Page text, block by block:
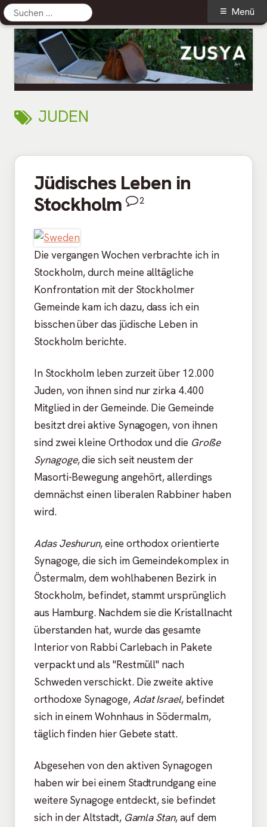
Springe
zum
Inhalt
Primäres
Menü
Menü
Suchen
SCHLAGWORT:
JUDEN
Jüdisches Leben in
Stockholm
2
Die vergangen Wochen verbrachte ich in
Stockholm, durch meine alltägliche
Konfrontation mit der Stockholmer
Gemeinde kam ich dazu, dass ich ein
bisschen über das jüdische Leben in
Stockholm berichte.
In Stockholm leben zurzeit über 12.000
Juden, von ihnen sind nur zirka 4.400
Mitglied in der Gemeinde. Die Gemeinde
besitzt drei aktive Synagogen, von ihnen
sind zwei kleine Orthodox und die Große
Synagoge, die sich seit neustem der
Masorti-Bewegung angehört, allerdings
demnächst einen liberalen Rabbiner haben
wird.
Adas Jeshurun, eine orthodox orientierte
Synagoge, die sich im Gemeindekomplex in
Östermalm, dem wohlhabenen Bezirk in
Stockholm, befindet, stammt ursprünglich
aus Hamburg. Nachdem sie die Kristallnacht
überstanden hat, wurde das gesamte
Interior von Rabbi Carlebach in Pakete
verpackt und als "Restmüll" nach
Schweden verschickt. Die zweite aktive
orthodoxe Synagoge,Adat Israel, befindet
sich in einem Wohnhaus in Södermalm,
täglich finden hier Gebete statt.
Abgesehen von den aktiven Synagogen
haben wir bei einem Stadtrundgang eine
weitere Synagoge entdeckt, sie befindet
sich in der Altstadt, Gamla Stan, auf dem